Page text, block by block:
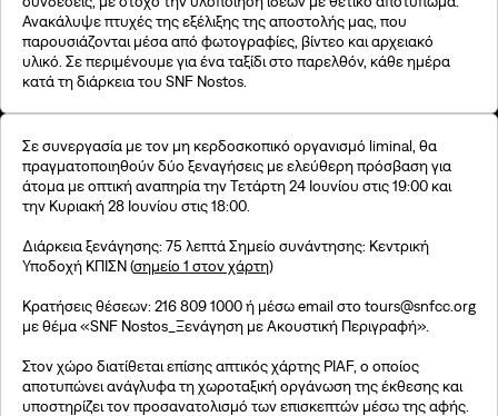
©2026, Stavros S. Niarchos Foundation for Charity
Ανακάλυψε πτυχές της εξέλιξης της αποστολής μας, που
παρουσιάζονται μέσα από φωτογραφίες, βίντεο και αρχειακό
υλικό. Σε περιμένουμε για ένα ταξίδι στο παρελθόν, κάθε ημέρα
κατά τη διάρκεια του SNF Nostos.
Σε συνεργασία με τον μη κερδοσκοπικό οργανισμό liminal, θα
πραγματοποιηθούν δύο ξεναγήσεις με ελεύθερη πρόσβαση για
άτομα με οπτική αναπηρία την Τετάρτη 24 Ιουνίου στις 19:00 και
την Κυριακή 28 Ιουνίου στις 18:00.
Διάρκεια ξενάγησης: 75 λεπτά Σημείο συνάντησης: Κεντρική
Υποδοχή ΚΠΙΣΝ (σημείο 1 στον χάρτη)
Κρατήσεις θέσεων: 216 809 1000 ή μέσω email στο tours@snfcc.org
με θέμα «SNF Nostos_Ξενάγηση με Ακουστική Περιγραφή».
Στον χώρο διατίθεται επίσης απτικός χάρτης PIAF, ο οποίος
αποτυπώνει ανάγλυφα τη χωροταξική οργάνωση της έκθεσης και
υποστηρίζει τον προσανατολισμό των επισκεπτών μέσω της αφής.